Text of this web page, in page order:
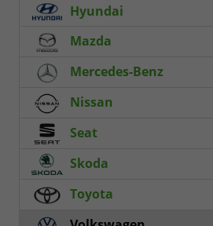
Hyundai
Mazda
Mercedes-Benz
Nissan
Seat
Skoda
Toyota